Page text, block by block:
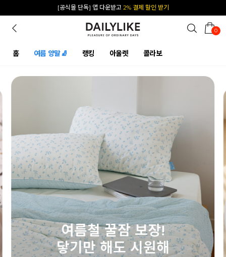
카카오 플친 추가하면1천원 즉시 할인 쿠폰
0
홈 여름 양말🧦 랭킹 아울렛 콜라보
여름철 필수 아이템💙
메쉬 삭스